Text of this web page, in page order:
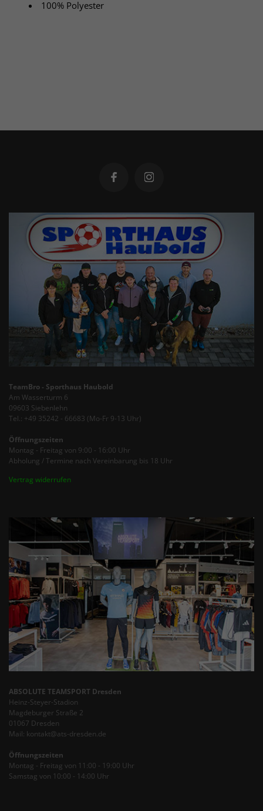
100% Polyester
TeamBro - Sporthaus Haubold
Am Wasserturm 6
09603 Siebenlehn
Tel.: +49 35242 - 66683 (Mo-Fr 9-13 Uhr)
Öffnungszeiten
Montag - Freitag von 9:00 - 16:00 Uhr
Abholung / Termine nach Vereinbarung bis 18 Uhr
Vertrag widerrufen
ABSOLUTE TEAMSPORT Dresden
Heinz-Steyer-Stadion
Magdeburger Straße 2
01067 Dresden
Mail: kontakt@ats-dresden.de
Öffnungszeiten
Montag - Freitag von 11:00 - 19:00 Uhr
Samstag von 10:00 - 14:00 Uhr